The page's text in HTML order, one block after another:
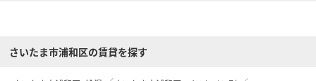
さいたま市浦和区の賃貸を探す